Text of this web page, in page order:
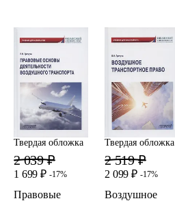
Твердая обложка
2 039 ₽
1 699 ₽ -17%
Правовые
Твердая обложка
2 519 ₽
2 099 ₽ -17%
Воздушное